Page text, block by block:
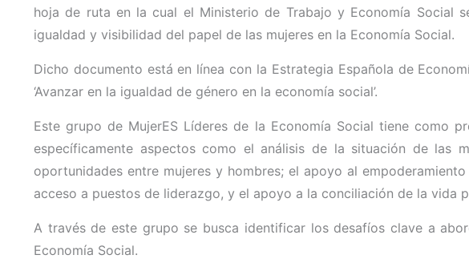
hoja de ruta en la cual el Ministerio de Trabajo y Economía Social
igualdad y visibilidad del papel de las mujeres en la Economía Social.
Dicho documento está en línea con la Estrategia Española de
‘Avanzar en la igualdad de género en la economía social’.
Este grupo de MujerES Líderes de la Economía Social tiene como
específicamente aspectos como el análisis de la situación de las
oportunidades entre mujeres y hombres; el apoyo al
acceso a puestos de liderazgo, y el apoyo a la conciliación de la vida
A través de este grupo se busca identificar los desafíos clave a
Economía Social.